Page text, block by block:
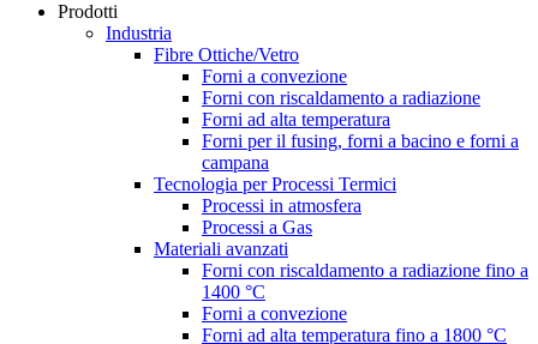
Prodotti
Industria
Fibre Ottiche/Vetro
Forni a convezione
Forni con riscaldamento a radiazione
Forni ad alta temperatura
Forni per il fusing, forni a bacino e forni a
campana
Tecnologia per Processi Termici
Processi in atmosfera
Processi a Gas
Materiali avanzati
Forni con riscaldamento a radiazione fino a
1400 °C
Forni a convezione
Forni ad alta temperatura fino a 1800 °C